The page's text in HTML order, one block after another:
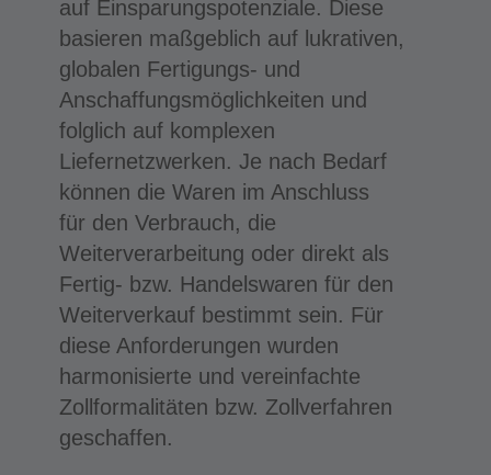
auf Einsparungspotenziale. Diese
basieren maßgeblich auf lukrativen,
globalen Fertigungs- und
Anschaffungsmöglichkeiten und
folglich auf komplexen
Liefernetzwerken. Je nach Bedarf
können die Waren im Anschluss
für den Verbrauch, die
Weiterverarbeitung oder direkt als
Fertig- bzw. Handelswaren für den
Weiterverkauf bestimmt sein. Für
diese Anforderungen wurden
harmonisierte und vereinfachte
Zollformalitäten bzw. Zollverfahren
geschaffen.